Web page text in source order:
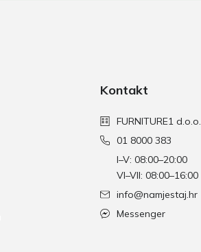
Kontakt
FURNITURE1 d.o.o.
01 8000 383
I–V: 08:00–20:00
VI–VII: 08:00–16:00
info@namjestaj.hr
Messenger